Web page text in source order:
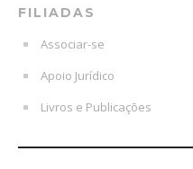
FILIADAS
Associar-se
Apoio Jurídico
Livros e Publicações